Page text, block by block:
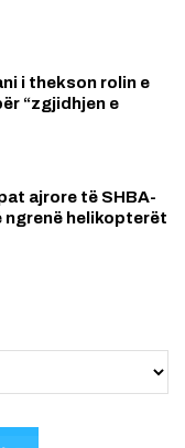
i thekson rolin e
“zgjidhjen e
ajrore të SHBA-
ngrenë helikopterët